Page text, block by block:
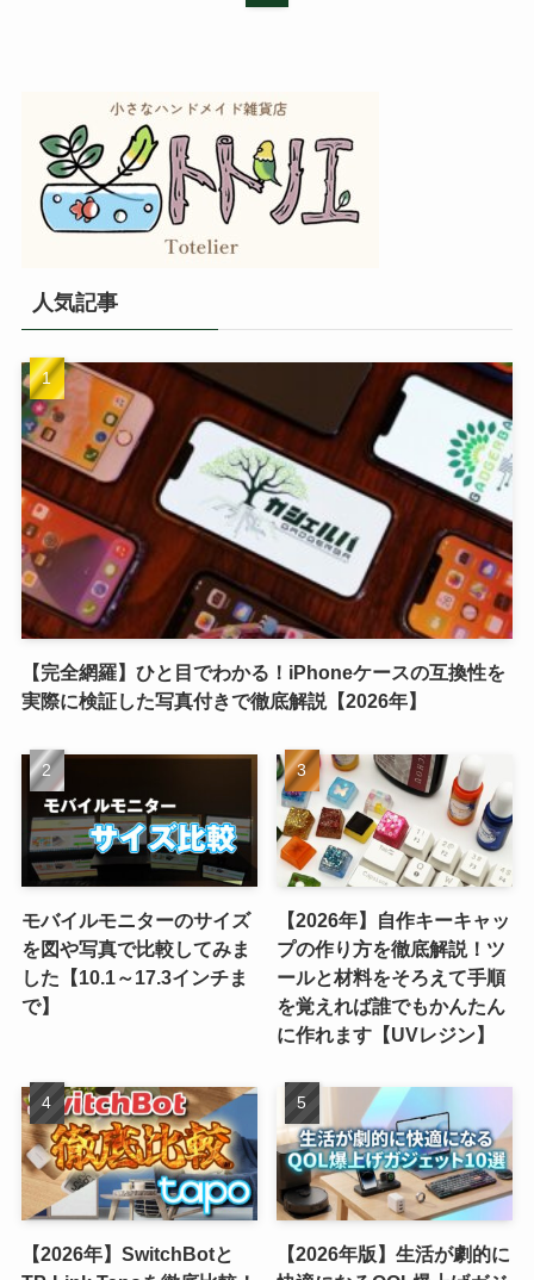
人気記事
【完全網羅】ひと目でわかる！iPhoneケースの互換性を
実際に検証した写真付きで徹底解説【2026年】
モバイルモニターのサイズ
を図や写真で比較してみま
した【10.1～17.3インチま
で】
【2026年】自作キーキャッ
プの作り方を徹底解説！ツ
ールと材料をそろえて手順
を覚えれば誰でもかんたん
に作れます【UVレジン】
【2026年】SwitchBotと
【2026年版】生活が劇的に